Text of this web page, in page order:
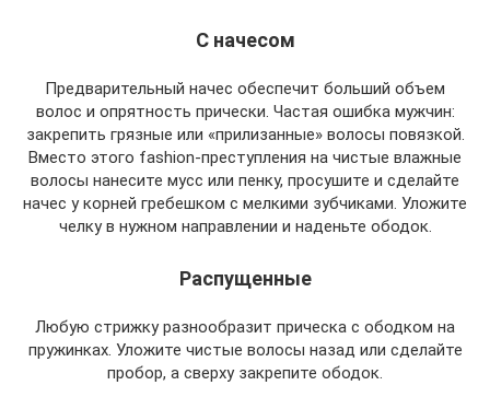
С начесом
Предварительный начес обеспечит больший объем
волос и опрятность прически. Частая ошибка мужчин:
закрепить грязные или «прилизанные» волосы повязкой.
Вместо этого fashion-преступления на чистые влажные
волосы нанесите мусс или пенку, просушите и сделайте
начес у корней гребешком с мелкими зубчиками. Уложите
челку в нужном направлении и наденьте ободок.
Распущенные
Любую стрижку разнообразит прическа с ободком на
пружинках. Уложите чистые волосы назад или сделайте
пробор, а сверху закрепите ободок.